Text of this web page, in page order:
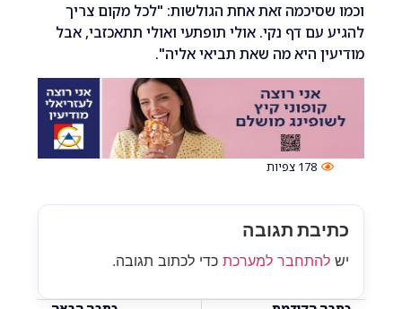
זאת אחת הגולשות: "לכל מקום צריך
דף נקי. אולי תופתעי ואולי תתאכזבי, אבל
היא מה שאת תביאי אליה".
תגובה
למערכתכדי לכתוב תגובה.